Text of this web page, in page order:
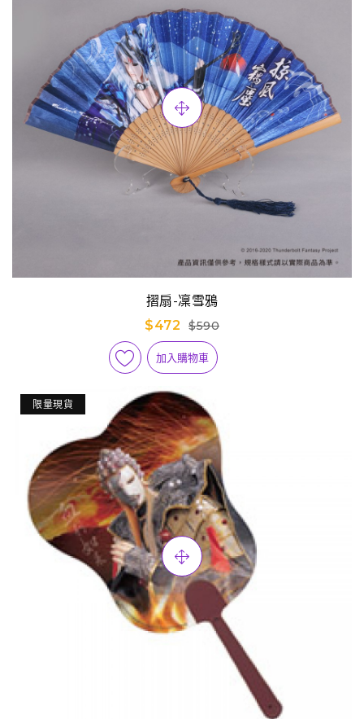
摺扇-凜雪鴉
$472
$590
加入購物車
限量現貨